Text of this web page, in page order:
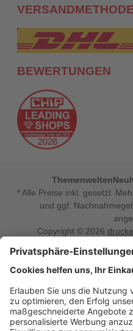
BEWERTUNGEN
Themenwelten
* Alle Preise inkl. gesetzl.
und ggf.
Copyright © 2026
Druckerzubehoer.de –
Sie sind auf der Suche nach
oder Zubehör für das
Smartphone? Dann sind Sie
richtig! Unser breites